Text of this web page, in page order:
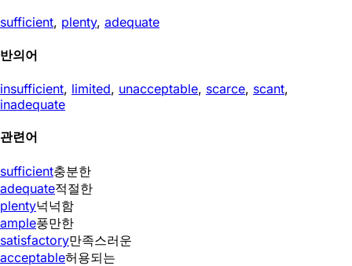
sufficient, plenty, adequate
반의어
insufficient, limited, unacceptable, scarce, scant,
inadequate
관련어
sufficient충분한
adequate적절한
plenty넉넉함
ample풍만한
satisfactory만족스러운
acceptable허용되는